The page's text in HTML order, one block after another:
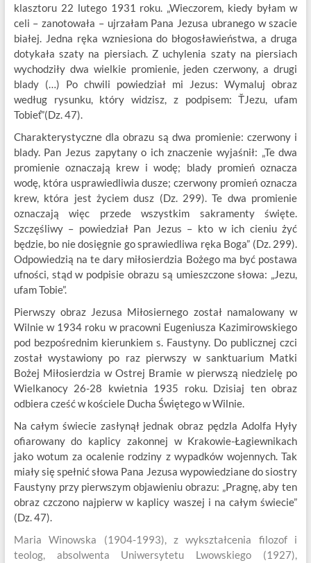
klasztoru 22 lutego 1931 roku. „Wieczorem, kiedy byłam w
celi – zanotowała – ujrzałam Pana Jezusa ubranego w szacie
białej. Jedna ręka wzniesiona do błogosławieństwa, a druga
dotykała szaty na piersiach. Z uchylenia szaty na piersiach
wychodziły dwa wielkie promienie, jeden czerwony, a drugi
blady (…) Po chwili powiedział mi Jezus: Wymaluj obraz
według rysunku, który widzisz, z podpisem: ŤJezu, ufam
Tobieť”(Dz. 47).
Charakterystyczne dla obrazu są dwa promienie: czerwony i
blady. Pan Jezus zapytany o ich znaczenie wyjaśnił: „Te dwa
promienie oznaczają krew i wodę; blady promień oznacza
wodę, która usprawiedliwia dusze; czerwony promień oznacza
krew, która jest życiem dusz (Dz. 299). Te dwa promienie
oznaczają więc przede wszystkim sakramenty święte.
Szczęśliwy – powiedział Pan Jezus – kto w ich cieniu żyć
będzie, bo nie dosięgnie go sprawiedliwa ręka Boga” (Dz. 299).
Odpowiedzią na te dary miłosierdzia Bożego ma być postawa
ufności, stąd w podpisie obrazu są umieszczone słowa: „Jezu,
ufam Tobie”.
Pierwszy obraz Jezusa Miłosiernego został namalowany w
Wilnie w 1934 roku w pracowni Eugeniusza Kazimirowskiego
pod bezpośrednim kierunkiem s. Faustyny. Do publicznej czci
został wystawiony po raz pierwszy w sanktuarium Matki
Bożej Miłosierdzia w Ostrej Bramie w pierwszą niedzielę po
Wielkanocy 26-28 kwietnia 1935 roku. Dzisiaj ten obraz
odbiera cześć w kościele Ducha Świętego w Wilnie.
Na całym świecie zasłynął jednak obraz pędzla Adolfa Hyły
ofiarowany do kaplicy zakonnej w Krakowie-Łagiewnikach
jako wotum za ocalenie rodziny z wypadków wojennych. Tak
miały się spełnić słowa Pana Jezusa wypowiedziane do siostry
Faustyny przy pierwszym objawieniu obrazu: „Pragnę, aby ten
obraz czczono najpierw w kaplicy waszej i na całym świecie”
(Dz. 47).
Maria Winowska (1904-1993), z wykształcenia filozof i
teolog, absolwenta Uniwersytetu Lwowskiego (1927),